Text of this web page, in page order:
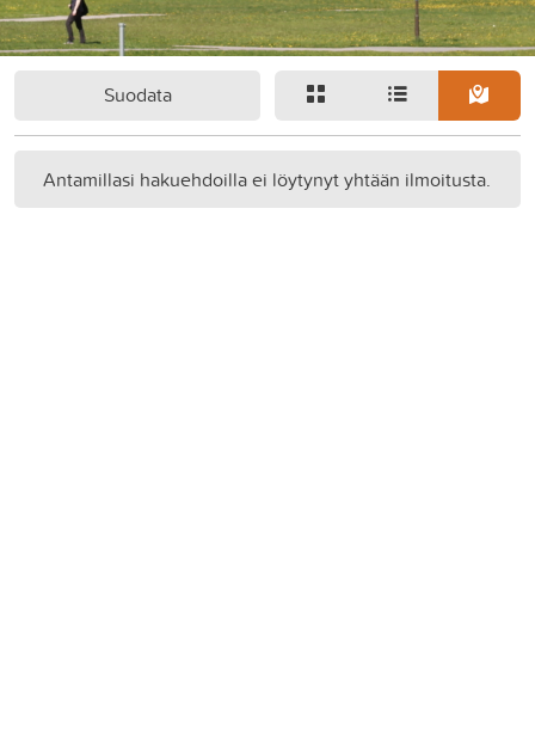
Suodata
Antamillasi hakuehdoilla ei löytynyt yhtään ilmoitusta.